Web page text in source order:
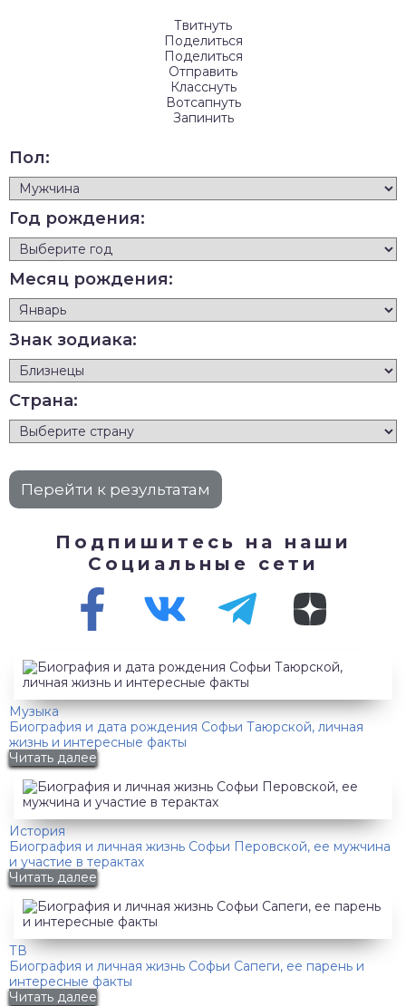
Твитнуть
Поделиться
Поделиться
Отправить
Класснуть
Вотсапнуть
Запинить
Пол:
Год рождения:
Месяц рождения:
Знак зодиака:
Страна:
Подпишитесь на наши
Социальные сети
Музыка
Биография и дата рождения Софьи Таюрской, личная
жизнь и интересные факты
Читать далее
История
Биография и личная жизнь Софьи Перовской, ее мужчина
и участие в терактах
Читать далее
ТВ
Биография и личная жизнь Софьи Сапеги, ее парень и
интересные факты
Читать далее